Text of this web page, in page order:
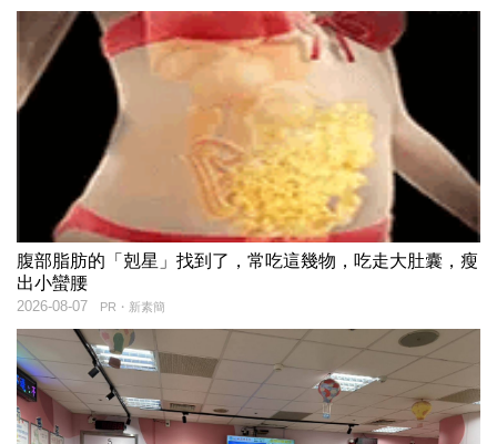
腹部脂肪的「剋星」找到了，常吃這幾物，吃走大肚囊，瘦
出小蠻腰
PR・新素簡
2026-08-07